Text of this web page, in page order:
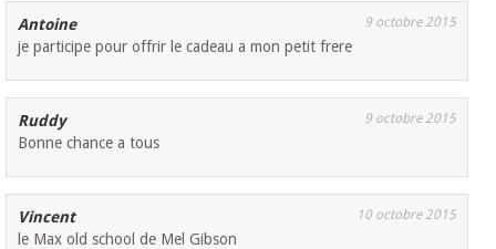
Antoine 9 octobre 2015
je participe pour offrir le cadeau a mon petit frere
Ruddy 9 octobre 2015
Bonne chance a tous
Vincent 10 octobre 2015
le Max old school de Mel Gibson